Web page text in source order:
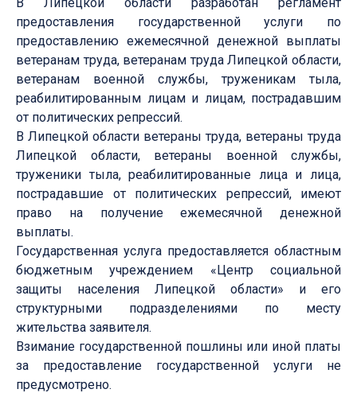
предоставления государственной услуги по
предоставлению ежемесячной денежной выплаты
ветеранам труда, ветеранам труда Липецкой области,
ветеранам военной службы, труженикам тыла,
реабилитированным лицам и лицам, пострадавшим
от политических репрессий.
В Липецкой области ветераны труда, ветераны труда
Липецкой области, ветераны военной службы,
труженики тыла, реабилитированные лица и лица,
пострадавшие от политических репрессий, имеют
право на получение ежемесячной денежной
выплаты.
Государственная услуга предоставляется областным
бюджетным учреждением «Центр социальной
защиты населения Липецкой области» и его
структурными подразделениями по месту
жительства заявителя.
Взимание государственной пошлины или иной платы
за предоставление государственной услуги не
предусмотрено.